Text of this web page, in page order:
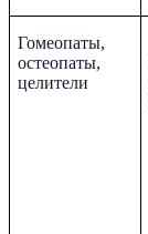
Гомеопаты,
остеопаты,
целители